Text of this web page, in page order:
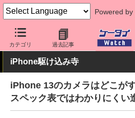
Powered by
カテゴリ 過去記事
ケータイ Watch OS iPhone (iOS)
iPhone駆け込み寺
iPhone 13のカメラはどこが
スペック表ではわかりにくい